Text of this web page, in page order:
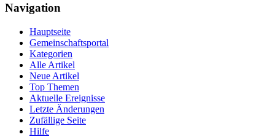
Navigation
Hauptseite
Gemeinschaftsportal
Kategorien
Alle Artikel
Neue Artikel
Top Themen
Aktuelle Ereignisse
Letzte Änderungen
Zufällige Seite
Hilfe